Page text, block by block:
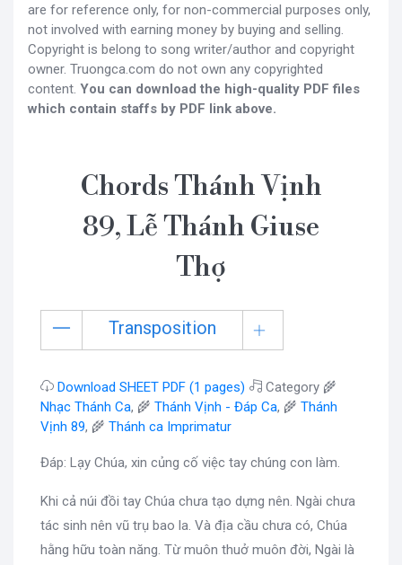
are for reference only, for non-commercial purposes only,
not involved with earning money by buying and selling.
Copyright is belong to song writer/author and copyright
owner. Truongca.com do not own any copyrighted
content. You can download the high-quality PDF files
which contain staffs by PDF link above.
Chords Thánh Vịnh
89, Lễ Thánh Giuse
Thợ
Transposition
Download SHEET PDF (1 pages)
Category 🌾
Nhạc Thánh Ca, 🌾 Thánh Vịnh - Đáp Ca, 🌾 Thánh
Vịnh 89, 🌾 Thánh ca Imprimatur
Đáp: Lạy Chúa, xin củng cố việc tay chúng con làm.
Khi cả núi đồi tay Chúa chưa tạo dựng nên. Ngài chưa
tác sinh nên vũ trụ bao la. Và địa cầu chưa có, Chúa
hằng hữu toàn năng. Từ muôn thuở muôn đời, Ngài là